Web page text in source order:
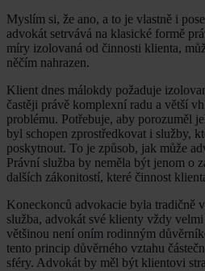
Myslím si, že ano, a to je vlastně i
advokát setrvává na klasické formě
míry izolovaná od činnosti klienta,
něčím nahrazen.
Klient dnes málokdy požaduje
častěji právě komplexní radu a větší
problému. Potřebuje, aby porozuměl
byl schopen zprostředkovat i služby,
poskytnout. To je způsob, jak může
Právní služba by neměla být jenom o
dalších zákonitostí, které činnost
Koneckonců advokacie byla tradičně
služba, advokát své klienty vždy
většinou není oním rodinným
tento princip důvěrného vztahu
sféry. Advokát by měl být klientovi